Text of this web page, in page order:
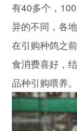
有40多个，
异的不同，各
在引购种鸽之
食消费喜好，
品种引购喂养。